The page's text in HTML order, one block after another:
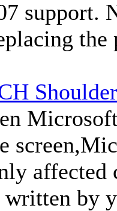
support.
affected
by